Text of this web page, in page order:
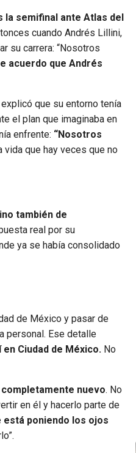
semifinal ante Atlas del
cuando Andrés Lillini,
su carrera: “Nosotros
acuerdo que Andrés
que su entorno tenía
el plan que imaginaba en
enfrente: “Nosotros
vida que hay veces que no
también de
real por su
ya se había consolidado
de México y pasar de
personal. Ese detalle
en Ciudad de México. No
nuevo. No
en él y hacerlo parte de
está poniendo los ojos